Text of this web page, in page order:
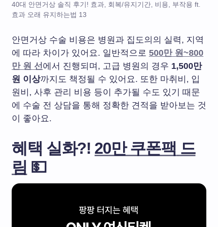
40대 안면거상 솔직 후기! 효과, 회복/유지기간, 비용, 부작용 ft.
효과 오래 유지하는법 13
안면거상 수술 비용은 병원과 집도의의 실력, 지역
에 따라 차이가 있어요. 일반적으로 500만 원~800
만 원 선에서 진행되며, 고급 병원의 경우 1,500만
원 이상까지도 책정될 수 있어요. 또한 마취비, 입
원비, 사후 관리 비용 등이 추가될 수도 있기 때문
에 수술 전 상담을 통해 정확한 견적을 받아보는 것
이 좋아요.
혜택 실화?! 20만 쿠폰팩 드
림 💵